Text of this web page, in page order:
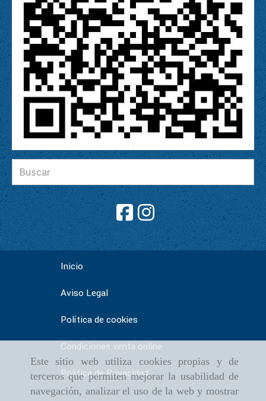
Este sitio web utiliza cookies propias y de
terceros que permiten mejorar la usabilidad de
navegación, analizar el uso de la web y mostrar
Inicio
Aviso Legal
Política de cookies
Condiciones venta online
Política de Privacidad